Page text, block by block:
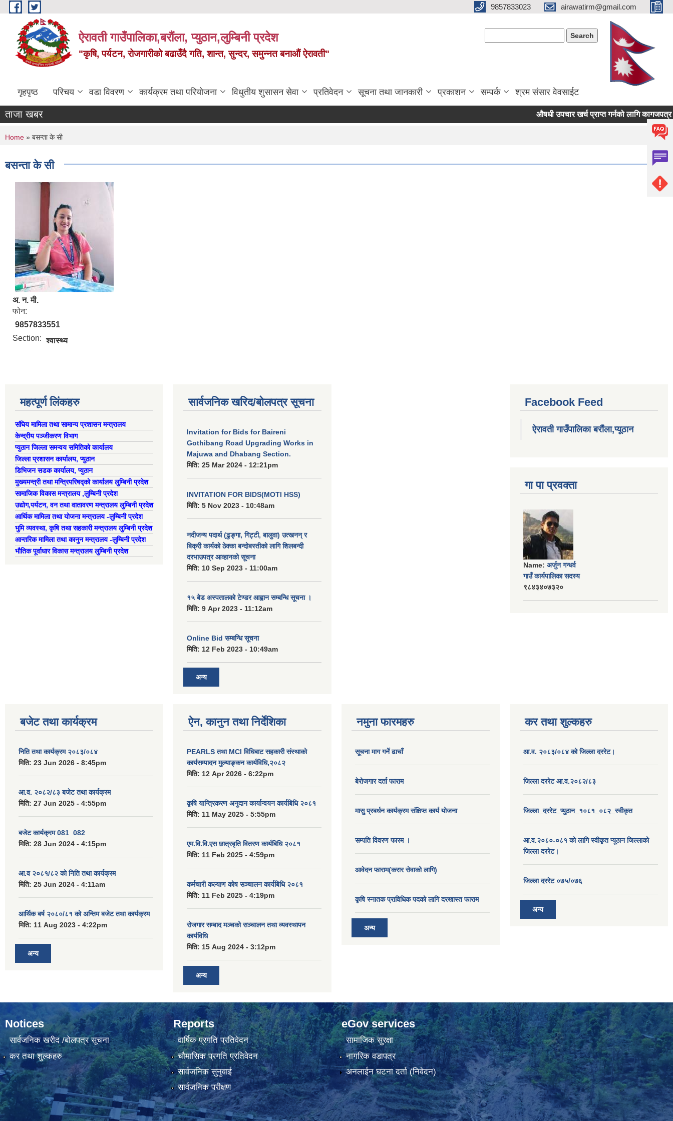
Skip to main content 9857833023 airawatirm@gmail.com
ऐरावती गाउँपालिका,बरौंला, प्युठान,लुम्बिनी प्रदेश
"कृषि, पर्यटन, रोजगारीको बढाउँदै गति, शान्त, सुन्दर, समुन्नत बनाऔं ऐरावती"
गृहपृष्ठ परिचय वडा विवरण कार्यक्रम तथा परियोजना विधुतीय शुसासन सेवा प्रतिवेदन सूचना तथा जानकारी प्रकाशन सम्पर्क श्रम संसार वेवसाईट
ताजा खबर औषधी उपचार खर्च प्राप्त गर्नको लागि कागजपत्र पेश
You are here
Home » बसन्ता के सी
बसन्ता के सी
अ. न. मी.
फोन:
9857833551
Section: श्वास्थ्य
महत्पूर्ण लिंकहरु
संघिय मामिला तथा सामान्य प्रशासन मन्त्रालय
केन्द्रीय पञ्जीकरण विभाग
प्युठान जिल्ला समन्वय समितिको कार्यालय
जिल्ला प्रशासन कार्यालय, प्युठान
डिभिजन सडक कार्यालय, प्युठान
मुख्यमन्त्री तथा मन्त्रिपरिषद्को कार्यालय लुम्बिनी प्रदेश
सामाजिक विकास मन्त्रालय ,लुम्बिनी प्रदेश
उद्याेग,पर्यटन, वन तथा वातावरण मन्त्रालय लुम्बिनी प्रदेश
आर्थिक मामिला तथा योजना मन्त्रालय -लुम्बिनी प्रदेश
भुमि व्यवस्था, कृषि तथा सहकारी मन्त्रालय लुम्बिनी प्रदेश
आन्तरिक मामिला तथा कानुन मन्त्रालय -लुम्बिनी प्रदेश
भौतिक पूर्वाधार विकास मन्त्रालय लुम्बिनी प्रदेश
सार्वजनिक खरिद/बोलपत्र सूचना
Invitation for Bids for Baireni
Gothibang Road Upgrading Works in
Majuwa and Dhabang Section.
मिति: 25 Mar 2024 - 12:21pm
INVITATION FOR BIDS(MOTI HSS)
मिति: 5 Nov 2023 - 10:48am
नदीजन्य पदार्थ (ढुङ्गा, गिट्टी, बालुवा) उत्खनन् र
बिक्री कार्यको ठेक्का बन्दोबस्तीको लागि शिलबन्दी
दरभाउपत्र आव्हानको सूचना
मिति: 10 Sep 2023 - 11:00am
१५ बेड अस्पतालको टेण्डर आह्वान सम्बन्धि सूचना ।
मिति: 9 Apr 2023 - 11:12am
Online Bid सम्बन्धि सूचना
मिति: 12 Feb 2023 - 10:49am
अन्य
Facebook Feed
ऐरावती गाउँपालिका बरौंला,प्यूठान
गा पा प्रवक्ता
Name: अर्जुन गन्धर्व
गाउँ कार्यपालिका सदस्य
९८४३४०७३२०
बजेट तथा कार्यक्रम
निति तथा कार्यक्रम २०८३/०८४
मिति: 23 Jun 2026 - 8:45pm
आ.व. २०८२/८३ बजेट तथा कार्यक्रम
मिति: 27 Jun 2025 - 4:55pm
बजेट कार्यक्रम 081_082
मिति: 28 Jun 2024 - 4:15pm
आ.व २०८१/८२ को निति तथा कार्यक्रम
मिति: 25 Jun 2024 - 4:11am
आर्थिक बर्ष २०८०/८१ को अन्तिम बजेट तथा कार्यक्रम
मिति: 11 Aug 2023 - 4:22pm
अन्य
ऐन, कानुन तथा निर्देशिका
PEARLS तथा MCI विधिबाट सहकारी संस्थाको
कार्यसम्पादन मुल्याङ्कन कार्यविधि,२०८२
मिति: 12 Apr 2026 - 6:22pm
कृषि यान्त्रिकरण अनुदान कार्यान्वयन कार्यबिधि २०८१
मिति: 11 May 2025 - 5:55pm
एम.वि.वि.एस छात्रबृति वितरण कार्यबिधि २०८१
मिति: 11 Feb 2025 - 4:59pm
कर्मचारी कल्याण कोष सञ्चालन कार्यबिधि २०८१
मिति: 11 Feb 2025 - 4:19pm
रोजगार सम्बाद मञ्चको सञ्चालन तथा व्यवस्थापन
कार्यविधि
मिति: 15 Aug 2024 - 3:12pm
अन्य
नमुना फारमहरु
सूचना माग गर्ने ढाचाँ
बेरोजगार दर्ता फाराम
मासु प्रबर्धन कार्यक्रम संक्षिप्त कार्य योजना
सम्पति विवरण फारम ।
आवेदन फाराम(करार सेवाको लागि)
कृषि स्नातक प्राविधिक पदको लागि दरखास्त फाराम
अन्य
कर तथा शुल्कहरु
आ.व. २०८३/०८४ को जिल्ला दररेट।
जिल्ला दररेट आ.व.२०८२/८३
जिल्ला_दररेट_प्युठान_१०८१_०८२_स्वीकृत
आ.व.२०८०-०८१ को लागि स्वीकृत प्यूठान जिल्लाको
जिल्ला दररेट।
जिल्ला दररेट ०७५/०७६
अन्य
Notices
सार्वजनिक खरीद /बोलपत्र सूचना
कर तथा शुल्कहरु
Reports
वार्षिक प्रगति प्रतिवेदन
चौमासिक प्रगति प्रतिवेदन
सार्वजनिक सुनुवाई
सार्वजनिक परीक्षण
eGov services
सामाजिक सुरक्षा
नागरिक वडापत्र
अनलाईन घटना दर्ता (निवेदन)